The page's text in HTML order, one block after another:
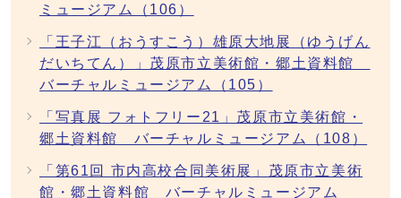
ミュージアム（106）
「王子江（おうすこう）雄原大地展（ゆうげん
だいちてん）」茂原市立美術館・郷土資料館
バーチャルミュージアム（105）
「写真展 フォトフリー21」茂原市立美術館・
郷土資料館 バーチャルミュージアム（108）
「第61回 市内高校合同美術展」茂原市立美術
館・郷土資料館 バーチャルミュージアム